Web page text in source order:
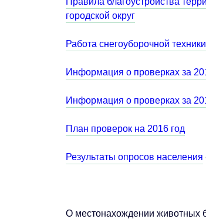
городской округ
Работа снегоуборочной техники
Информация о проверках за
Информация о проверках за
План проверок на 2016 год
Результаты опросов населения
О местонахождении животных